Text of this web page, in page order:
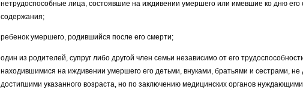
нетрудоспособные лица, состоявшие на иждивении умершего или имевшие ко дню его
содержания;
ребенок умершего, родившийся после его смерти;
один из родителей, супруг либо другой член семьи независимо от его
находившимися на иждивении умершего его детьми, внуками, братьями и сестрами,
достигшими указанного возраста, но по заключению медицинских органов